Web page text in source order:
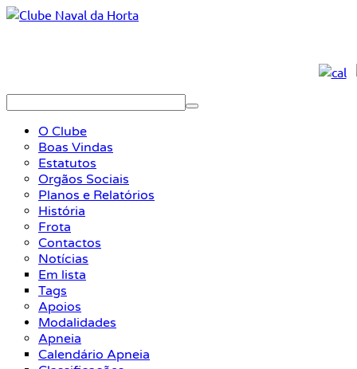
O Clube
Boas Vindas
Estatutos
Orgãos Sociais
Planos e Relatórios
História
Frota
Contactos
Notícias
Em lista
Tags
Apoios
Modalidades
Apneia
Calendário Apneia